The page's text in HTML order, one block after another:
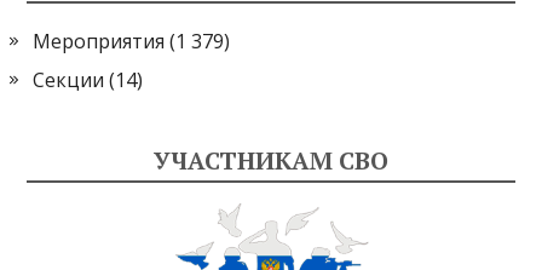
Мероприятия (1 379)
Секции (14)
УЧАСТНИКАМ СВО